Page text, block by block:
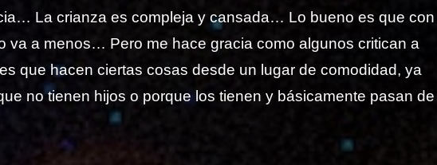
La crianza es compleja y cansada… Lo bueno es que con
va a menos… Pero me hace gracia como algunos critican a
que hacen ciertas cosas desde un lugar de comodidad, ya
no tienen hijos o porque los tienen y básicamente pasan de